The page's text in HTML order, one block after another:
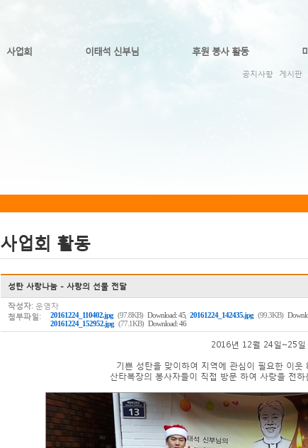
사업회 이태석 신부님 후원 봉사 활동
공지사항 게시판
사업회 활동
성탄 사랑나눔 - 사랑의 선물 전달
작성자:운영자
첨부파일:
20161224_110402.jpg (97.8KB) Download: 45, 20161224_142435.jpg (99.3KB)
20161224_152952.jpg (77.1KB) Download: 46
2016년 12월 24일~25일
기쁜 성탄을 맞이하여 지역에 관심이 필요한 이웃
산타복장의 봉사자들이 직접 방문 하여 사랑을 전